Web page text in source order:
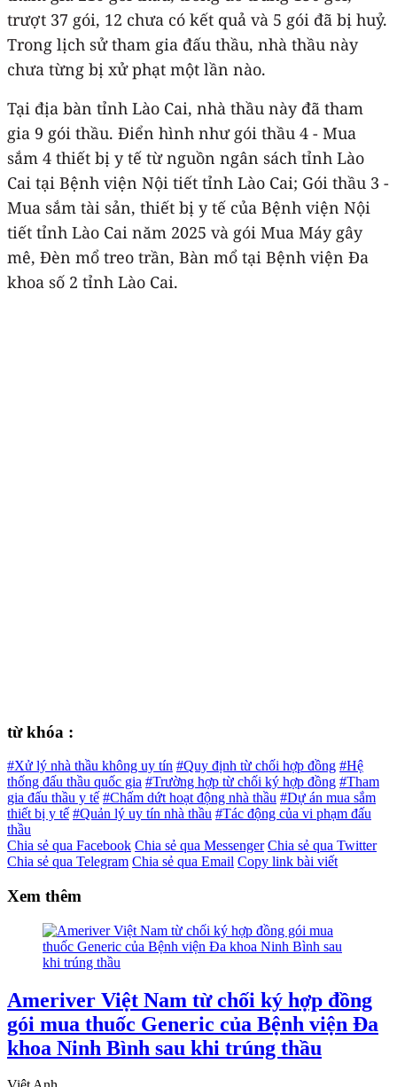
trượt 37 gói, 12 chưa có kết quả và 5 gói đã bị huỷ.
Trong lịch sử tham gia đấu thầu, nhà thầu này
chưa từng bị xử phạt một lần nào.
Tại địa bàn tỉnh Lào Cai, nhà thầu này đã tham
gia 9 gói thầu. Điển hình như gói thầu 4 - Mua
sắm 4 thiết bị y tế từ nguồn ngân sách tỉnh Lào
Cai tại Bệnh viện Nội tiết tỉnh Lào Cai; Gói thầu 3 -
Mua sắm tài sản, thiết bị y tế của Bệnh viện Nội
tiết tỉnh Lào Cai năm 2025 và gói Mua Máy gây
mê, Đèn mổ treo trần, Bàn mổ tại Bệnh viện Đa
khoa số 2 tỉnh Lào Cai.
từ khóa :
#Xử lý nhà thầu không uy tín #Quy định từ chối hợp đồng #Hệ
thống đấu thầu quốc gia #Trường hợp từ chối ký hợp đồng #Tham
gia đấu thầu y tế #Chấm dứt hoạt động nhà thầu #Dự án mua sắm
thiết bị y tế #Quản lý uy tín nhà thầu #Tác động của vi phạm đấu
thầu
Chia sẻ qua Facebook Chia sẻ qua Messenger Chia sẻ qua Twitter
Chia sẻ qua Telegram Chia sẻ qua Email Copy link bài viết
Xem thêm
Ameriver Việt Nam từ chối ký hợp đồng
gói mua thuốc Generic của Bệnh viện Đa
khoa Ninh Bình sau khi trúng thầu